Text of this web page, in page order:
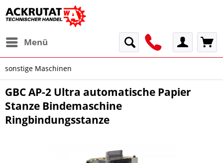
Menü
sonstige Maschinen
GBC AP-2 Ultra automatische Papier
Stanze Bindemaschine
Ringbindungsstanze